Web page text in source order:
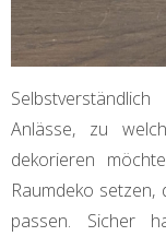
Anlässe, zu
dekorieren
Raumdeko
passen. Sicher